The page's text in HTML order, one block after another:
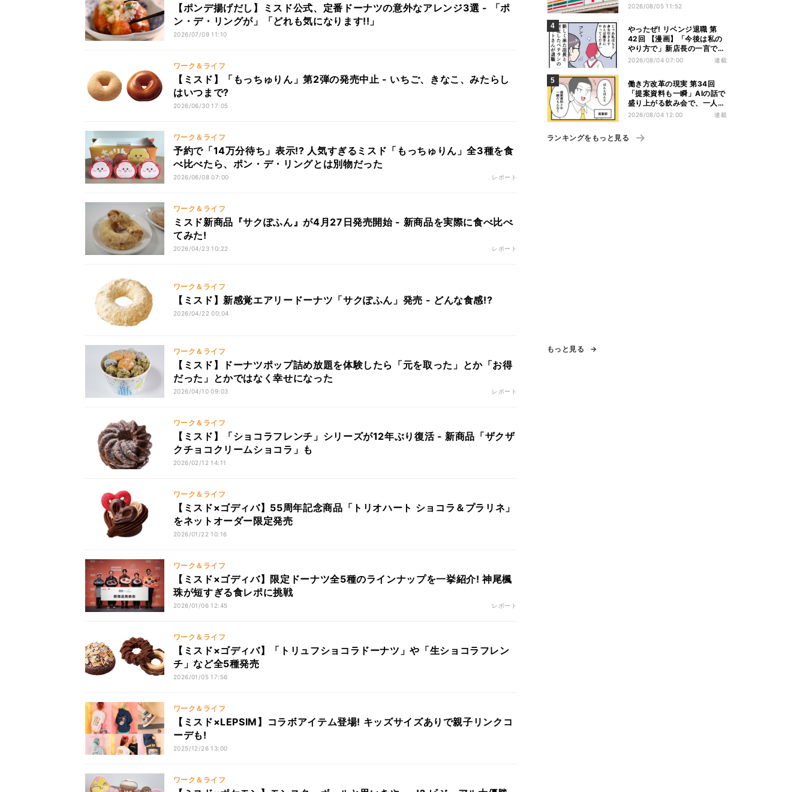
【ポンデ揚げだし】ミスド公式、定番ドーナツの意外なアレンジ3選 - 「ポ
ン・デ・リングが」「どれも気になります!!」
2026/07/09 11:10
ワーク＆ライフ
【ミスド】「もっちゅりん」第2弾の発売中止 - いちご、きなこ、みたらし
はいつまで?
2026/06/30 17:05
ワーク＆ライフ
予約で「14万分待ち」表示!? 人気すぎるミスド「もっちゅりん」全3種を食
べ比べたら、ポン・デ・リングとは別物だった
2026/06/08 07:00 レポート
ワーク＆ライフ
ミスド新商品『サクぽふん』が4月27日発売開始 - 新商品を実際に食べ比べ
てみた!
2026/04/23 10:22 レポート
ワーク＆ライフ
【ミスド】新感覚エアリードーナツ「サクぽふん」発売 - どんな食感!?
2026/04/22 00:04
ワーク＆ライフ
【ミスド】ドーナツポップ詰め放題を体験したら「元を取った」とか「お得
だった」とかではなく幸せになった
2026/04/10 09:03 レポート
ワーク＆ライフ
【ミスド】「ショコラフレンチ」シリーズが12年ぶり復活 - 新商品「ザクザ
クチョコクリームショコラ」も
2026/02/12 14:11
ワーク＆ライフ
【ミスド×ゴディバ】55周年記念商品「トリオハート ショコラ＆プラリネ」
をネットオーダー限定発売
2026/01/22 10:16
ワーク＆ライフ
【ミスド×ゴディバ】限定ドーナツ全5種のラインナップを一挙紹介! 神尾楓
珠が短すぎる食レポに挑戦
2026/01/06 12:45 レポート
ワーク＆ライフ
【ミスド×ゴディバ】「トリュフショコラドーナツ」や「生ショコラフレン
チ」など全5種発売
2026/01/05 17:56
ワーク＆ライフ
【ミスド×LEPSIM】コラボアイテム登場! キッズサイズありで親子リンクコ
ーデも!
2025/12/26 13:00
ワーク＆ライフ
2026/08/05 11:52
やったぜ! リベンジ退職 第
42回 【漫画】「今後は私の
やり方で」新店長の一言でベ
テラン退職→崩壊した現場
2026/08/04 07:00 連載
働き方改革の現実 第34回
「提案資料も一瞬」AIの話で
盛り上がる飲み会で、一人だ
け笑えなかった理由
2026/08/04 12:00 連載
ランキングをもっと見る
もっと見る